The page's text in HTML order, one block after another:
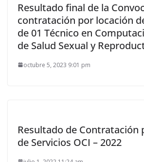
Resultado final de la
contratación por locación
de 01 Técnico en
de Salud Sexual y
octubre 5, 2023 9:01 pm
Resultado de Contratación
de Servicios OCI – 2022